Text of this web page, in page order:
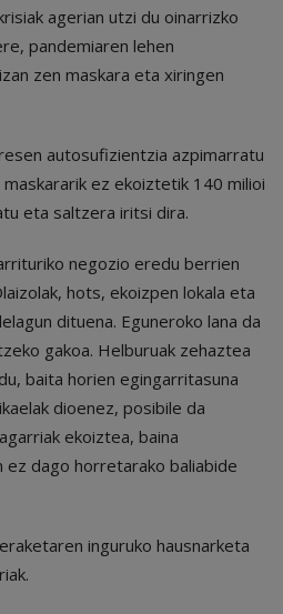
agerian utzi du oinarrizko
pandemiaren lehen
zen maskara eta xiringen
autosufizientzia azpimarratu
ez ekoiztetik 140 milioi
eta saltzera iritsi dira.
negozio eredu berrien
hots, ekoizpen lokala eta
dituena. Eguneroko lana da
gakoa. Helburuak zehaztea
baita horien egingarritasuna
dioenez, posibile da
ekoiztea, baina
ez dago horretarako baliabide
inguruko hausnarketa